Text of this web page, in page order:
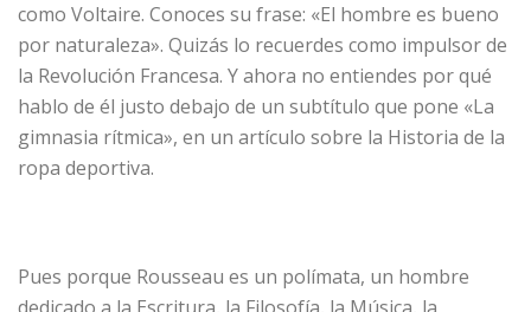
como Voltaire. Conoces su frase: «El hombre es bueno
por naturaleza». Quizás lo recuerdes como impulsor de
la Revolución Francesa. Y ahora no entiendes por qué
hablo de él justo debajo de un subtítulo que pone «La
gimnasia rítmica», en un artículo sobre la Historia de la
ropa deportiva.
Pues porque Rousseau es un polímata, un hombre